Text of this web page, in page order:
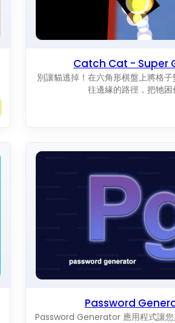
Catch Cat - Super
別讓貓逃掉！在六角形棋盤上將格
往邊緣的路徑，把牠困
Password
Password Generator 應用程式讓您